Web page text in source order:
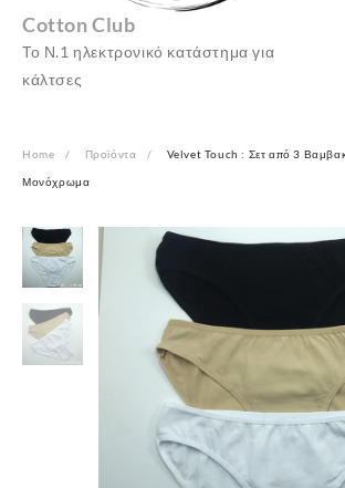
Cotton Club
Το Ν.1 ηλεκτρονικό κατάστημα για
κάλτσες
Home Προϊόντα Velvet Touch : Σετ από 3
Μονόχρωμα